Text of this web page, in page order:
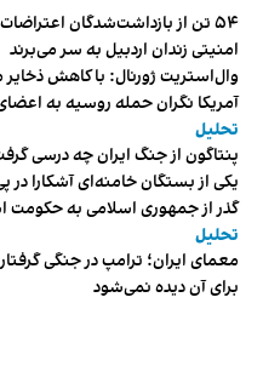
۵۴ تن از بازداشت‌شدگان
امنیتی زندان اردبیل به سر می‌برند
وال‌استریت ژورنال: با کاهش ذخایر
آمریکا نگران حمله روسیه به
تحلیل
پنتاگون از جنگ ایران چه درسی
یکی از بستگان خامنه‌ای آشکارا در
گذر از جمهوری اسلامی به حکومت
تحلیل
معمای ایران؛ ترامپ در جنگی
برای آن دیده نمی‌شود